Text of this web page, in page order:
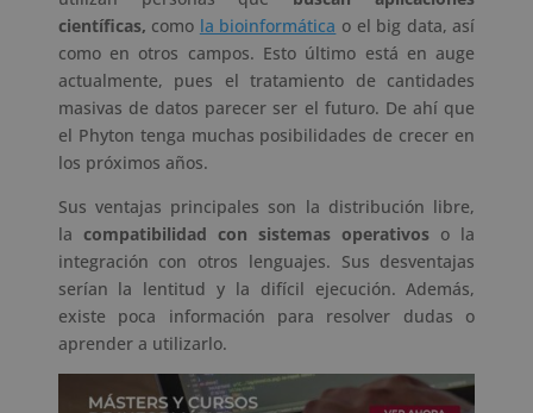
científicas, como la bioinformática o el big data, así
como en otros campos. Esto último está en auge
actualmente, pues el tratamiento de cantidades
masivas de datos parecer ser el futuro. De ahí que
el Phyton tenga muchas posibilidades de crecer en
los próximos años.
Sus ventajas principales son la distribución libre,
la compatibilidad con sistemas operativos o la
integración con otros lenguajes. Sus desventajas
serían la lentitud y la difícil ejecución. Además,
existe poca información para resolver dudas o
aprender a utilizarlo.